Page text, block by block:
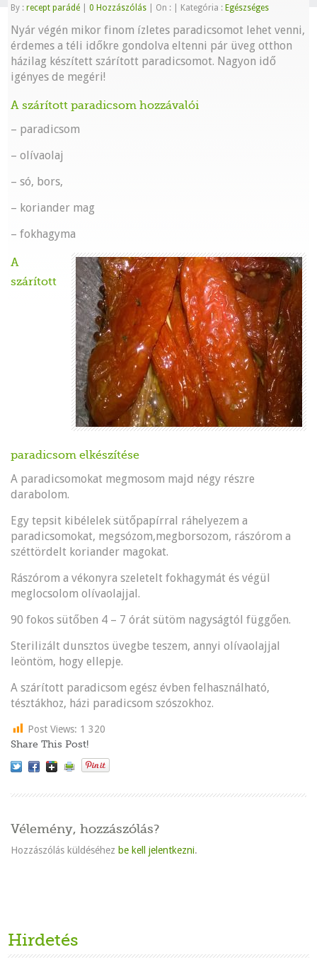
By :recept parádé 0 Hozzászólás On : Kategória : Egészséges
Nyár végén mikor finom ízletes paradicsomot lehet venni,
érdemes a téli időkre gondolva eltenni pár üveg otthon
házilag készített szárított paradicsomot. Nagyon idő
igényes de megéri!
A szárított paradicsom hozzávalói
– paradicsom
– olívaolaj
– só, bors,
– koriander mag
– fokhagyma
A
szárított
paradicsom elkészítése
A paradicsomokat megmosom majd négy részre
darabolom.
Egy tepsit kibélelek sütőpapírral ráhelyezem a
paradicsomokat, megsózom,megborsozom, rászórom a
széttördelt koriander magokat.
Rászórom a vékonyra szeletelt fokhagymát és végül
meglocsolom olívaolajjal.
90 fokos sütőben 4 – 7 órát sütöm nagyságtól függően.
Sterilizált dunsztos üvegbe teszem, annyi olívaolajjal
leöntöm, hogy ellepje.
A szárított paradicsom egész évben felhasználható,
tésztákhoz, házi paradicsom szószokhoz.
Post Views: 1 320
Share This Post!
Vélemény, hozzászólás?
Hozzászólás küldéséhez be kell jelentkezni.
Hirdetés